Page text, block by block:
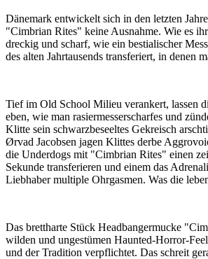
Dänemark entwickelt sich in den letzten
"Cimbrian Rites" keine Ausnahme. Wie es
dreckig und scharf, wie ein bestialischer
des alten Jahrtausends transferiert, in denen
Tief im Old School Milieu verankert, lassen
eben, wie man rasiermesserscharfes und
Klitte sein schwarzbeseeltes Gekreisch
Ørvad Jacobsen jagen Klittes derbe
die Underdogs mit "Cimbrian Rites" einen
Sekunde transferieren und einem das
Liebhaber multiple Ohrgasmen. Was die
Das brettharte Stück Headbangermucke
wilden und ungestümen Haunted-Horror-
und der Tradition verpflichtet. Das schreit